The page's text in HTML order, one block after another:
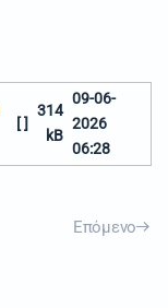
[ ]
314
kB
09-06-
2026
06:28
Επόμενο